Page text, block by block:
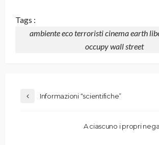
Tags :
ambiente eco terroristi cinema earth
occupy wall street
Informazioni “scientifiche”
A ciascuno i propri